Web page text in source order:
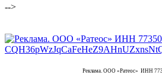
-->
Реклама. ООО «Ратеос» ИНН